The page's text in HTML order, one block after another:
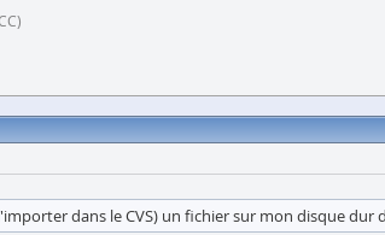
dans le CVS) un fichier sur mon disque